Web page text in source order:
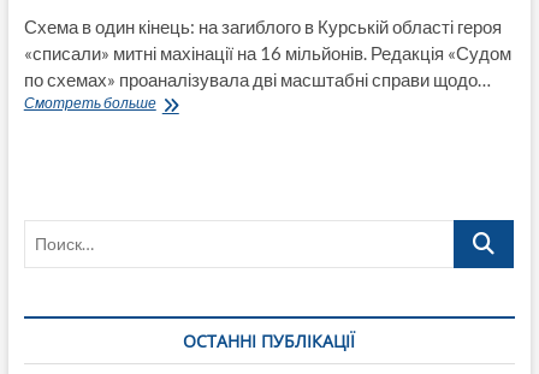
Схема в один кінець: на загиблого в Курській області героя
«списали» митні махінації на 16 мільйонів. Редакція «Судом
по схемах» проаналізувала дві масштабні справи щодо…
Смотреть большеГерой
як
махінатори
використали
Поиск…
ОСТАННІ ПУБЛІКАЦІЇ